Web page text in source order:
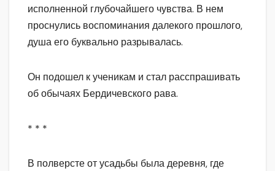
исполненной глубочайшего чувства. В нем
проснулись воспоминания далекого прошлого,
душа его буквально разрывалась.
Он подошел к ученикам и стал расспрашивать
об обычаях Бердичевского рава.
* * *
В полверсте от усадьбы была деревня, где